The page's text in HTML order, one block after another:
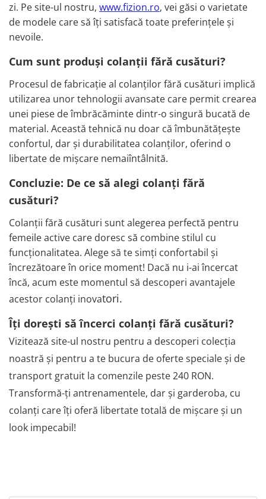
zi. Pe site-ul nostru, www.fizion.ro, vei găsi o varietate
de modele care să îți satisfacă toate preferințele și
nevoile.
Cum sunt produși colanții fără cusături?
Procesul de fabricație al colanților fără cusături implică
utilizarea unor tehnologii avansate care permit crearea
unei piese de îmbrăcăminte dintr-o singură bucată de
material. Această tehnică nu doar că îmbunătățește
confortul, dar și durabilitatea colanților, oferind o
libertate de mișcare nemaiîntâlnită.
Concluzie: De ce să alegi colanți fără
cusături?
Colanții fără cusături sunt alegerea perfectă pentru
femeile active care doresc să combine stilul cu
funcționalitatea. Alege să te simți confortabil și
încrezătoare în orice moment! Dacă nu i-ai încercat
încă, acum este momentul să descoperi avantajele
acestor colanți inovatori.
Îți dorești să încerci colanți fără cusături?
Vizitează site-ul nostru pentru a descoperi colecția
noastră și pentru a te bucura de oferte speciale și de
transport gratuit la comenzile peste 240 RON.
Transformă-ți antrenamentele, dar și garderoba, cu
colanți care îți oferă libertate totală de mișcare și un
look impecabil!